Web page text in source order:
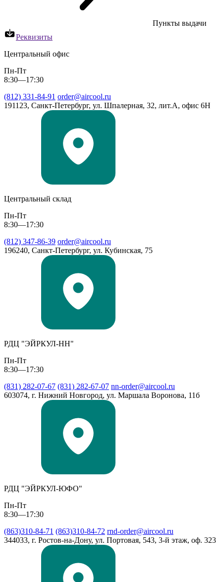
Пункты выдачи
Реквизиты
Центральный офис
Пн-Пт
8:30—17:30
(812) 331-84-91 order@aircool.ru
191123, Санкт-Петербург, ул. Шпалерная, 32, лит.А, офис 6Н
Центральный склад
Пн-Пт
8:30—17:30
(812) 347-86-39 order@aircool.ru
196240, Санкт-Петербург, ул. Кубинская, 75
РДЦ "ЭЙРКУЛ-НН"
Пн-Пт
8:30—17:30
(831) 282-07-67 (831) 282-67-07 nn-order@aircool.ru
603074, г. Нижний Новгород, ул. Маршала Воронова, 11б
РДЦ "ЭЙРКУЛ-ЮФО"
Пн-Пт
8:30—17:30
(863)310-84-71 (863)310-84-72 rnd-order@aircool.ru
344033, г. Ростов-на-Дону, ул. Портовая, 543, 3-й этаж, оф. 323